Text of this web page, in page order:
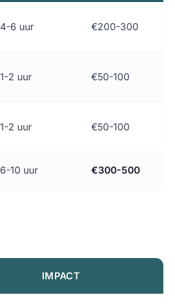
4-6 uur €200-300
1-2 uur €50-100
1-2 uur €50-100
6-10 uur €300-500
IMPACT